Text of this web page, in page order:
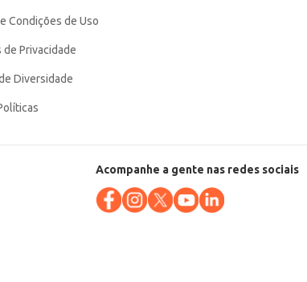
Condições de Uso
de Privacidade
Diversidade
Acompanhe a gente nas redes sociais